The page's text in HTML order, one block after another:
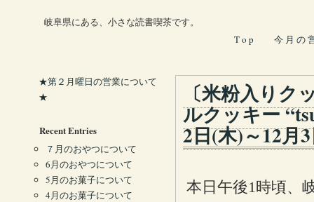
岐阜県にある、小さな読書喫茶です。
T o p
今 月 の
〔米粉入り
ルクッキー
2日(木)～12月
本日午後1時頃、
★第２月曜日の営業について
★
Recent Entries
７月のおやつについて
6月のおやつについて
5月のお菓子について
4月のお菓子について